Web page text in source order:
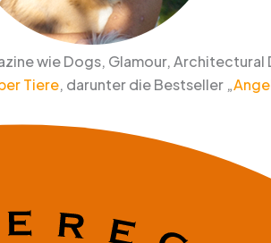
wie Dogs, Glamour,
Tiere, darunter die Bestseller „